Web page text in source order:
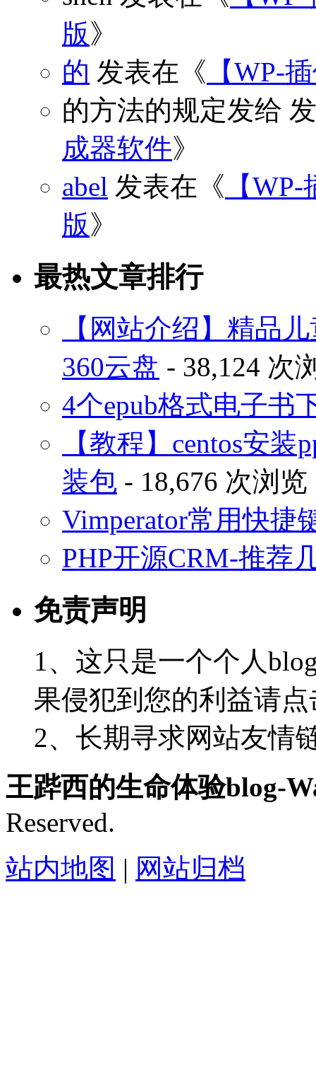
版》
的 发表在《 【WP-
的方法的规定发给
成器软件》
abel 发表在《 【
版》
最热文章排行
【网站介绍】精品
360云盘 - 38,124 次
4个epub格式电子书
【教程】centos安
装包 - 18,676 次浏览
Vimperator常用快捷
PHP开源CRM-推荐
免责声明
1、这只是一个个人
果侵犯到您的利益请
2、长期寻求网站友情
王跸西的生命体验blog-
Reserved.
站内地图 | 网站归档